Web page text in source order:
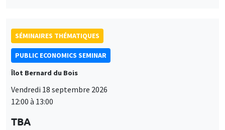
SÉMINAIRES THÉMATIQUES
PUBLIC ECONOMICS SEMINAR
Îlot Bernard du Bois
Vendredi 18 septembre 2026
12:00 à 13:00
TBA